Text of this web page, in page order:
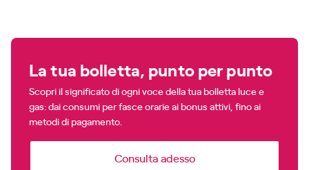
La tua bolletta, punto per punto
Scopri il significato di ogni voce della tua bolletta luce e
gas: dai consumi per fasce orarie ai bonus attivi, fino ai
metodi di pagamento.
Consulta adesso